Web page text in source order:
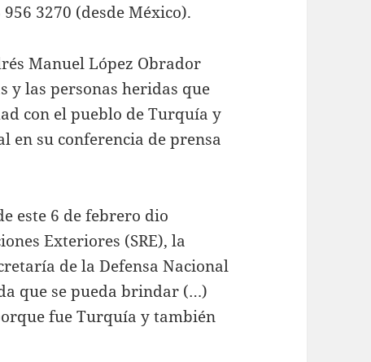
3270 (desde México).
Manuel López Obrador
y las personas heridas que
con el pueblo de Turquía y
en su conferencia de prensa
este 6 de febrero dio
Exteriores (SRE), la
de la Defensa Nacional
que se pueda brindar (…)
fue Turquía y también